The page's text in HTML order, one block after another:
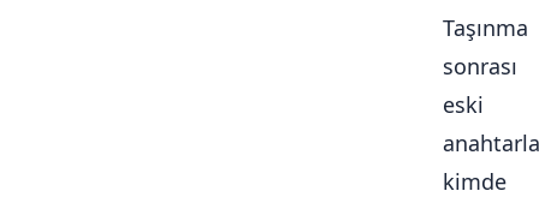
Taşınma
sonrası
eski
kimde